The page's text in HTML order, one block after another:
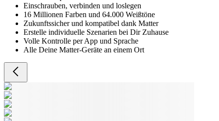
Einschrauben, verbinden und loslegen
16 Millionen Farben und 64.000 Weißtöne
Zukunftssicher und kompatibel dank Matter
Erstelle individuelle Szenarien bei Dir Zuhause
Volle Kontrolle per App und Sprache
Alle Deine Matter-Geräte an einem Ort